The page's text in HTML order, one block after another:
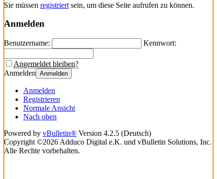
Sie müssen registriert sein, um diese Seite aufrufen zu können.
Anmelden
Benutzername: Kennwort:
Angemeldet bleiben?
Anmelden Anmelden
Anmelden
Registrieren
Normale Ansicht
Nach oben
Powered by vBulletin® Version 4.2.5 (Deutsch)
Copyright ©2026 Adduco Digital e.K. und vBulletin Solutions, Inc.
Alle Rechte vorbehalten.